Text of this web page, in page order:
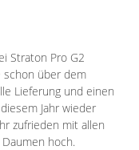
Straton Pro G2
schon über dem
Lieferung und einen
Jahr wieder
zufrieden mit allen
hoch.